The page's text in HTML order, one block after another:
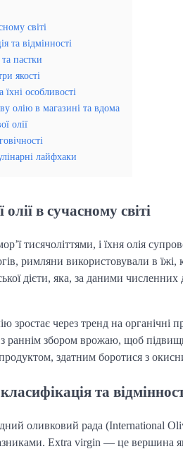
світі
та відмінності
пастки
якості
особливості
олію в магазині та вдома
олії
лайфхаки
в сучасному світі
тисячоліттями, і їхня олія
римляни використовували в їжі,
дієти, яка, за даними
зростає через тренд на органічні
з раннім збором врожаю, щоб
здатним боротися з
та
оливковий рада (International Olive
Extra virgin — це вершина